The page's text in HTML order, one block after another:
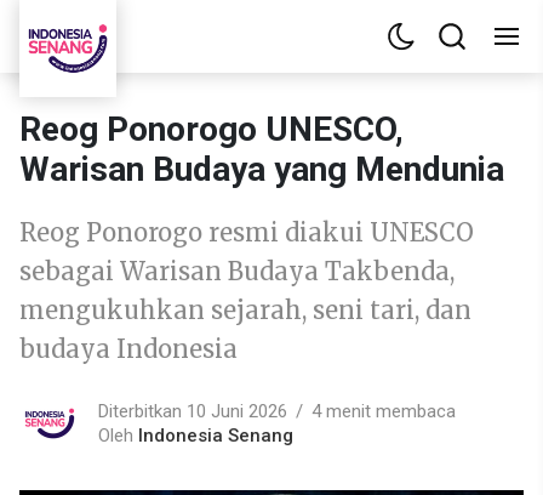
Reog Ponorogo UNESCO,
Warisan Budaya yang Mendunia
Reog Ponorogo resmi diakui UNESCO
sebagai Warisan Budaya Takbenda,
mengukuhkan sejarah, seni tari, dan
budaya Indonesia
Diterbitkan 10 Juni 2026
4 menit membaca
Oleh Indonesia Senang